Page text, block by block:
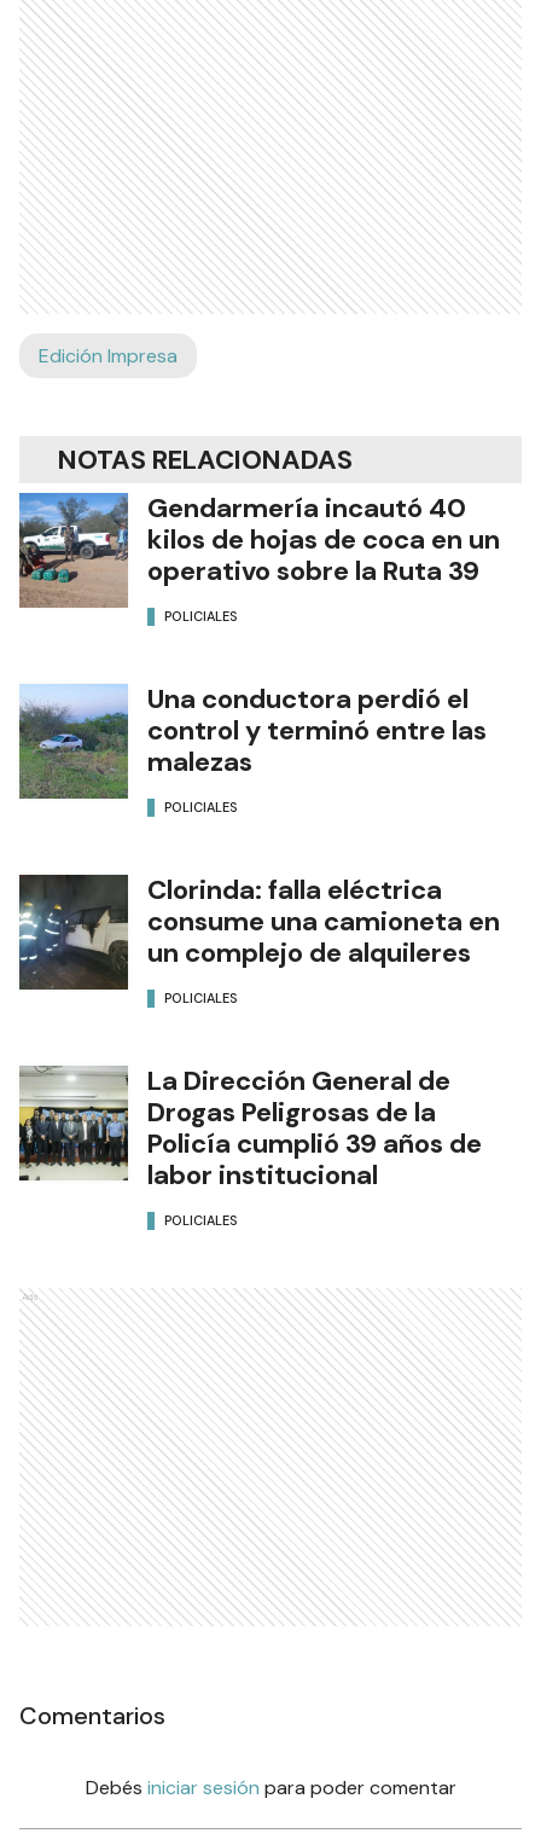
Edición Impresa
NOTAS RELACIONADAS
Gendarmería incautó 40
kilos de hojas de coca en un
operativo sobre la Ruta 39
POLICIALES
Una conductora perdió el
control y terminó entre las
malezas
POLICIALES
Clorinda: falla eléctrica
consume una camioneta en
un complejo de alquileres
POLICIALES
La Dirección General de
Drogas Peligrosas de la
Policía cumplió 39 años de
labor institucional
POLICIALES
Ads
Comentarios
Debés iniciar sesión para poder comentar